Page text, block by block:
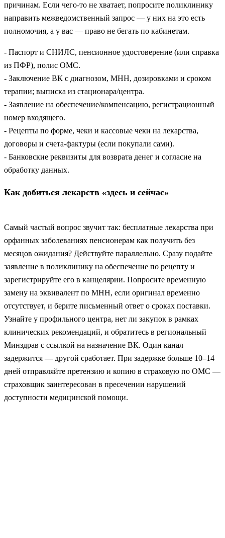
причинам. Если чего-то не хватает, попросите поликлинику
направить межведомственный запрос — у них на это есть
полномочия, а у вас — право не бегать по кабинетам.
- Паспорт и СНИЛС, пенсионное удостоверение (или справка
из ПФР), полис ОМС.
- Заключение ВК с диагнозом, МНН, дозировками и сроком
терапии; выписка из стационара/центра.
- Заявление на обеспечение/компенсацию, регистрационный
номер входящего.
- Рецепты по форме, чеки и кассовые чеки на лекарства,
договоры и счета-фактуры (если покупали сами).
- Банковские реквизиты для возврата денег и согласие на
обработку данных.
Как добиться лекарств «здесь и сейчас»
Самый частый вопрос звучит так: бесплатные лекарства при
орфанных заболеваниях пенсионерам как получить без
месяцов ожидания? Действуйте параллельно. Сразу подайте
заявление в поликлинику на обеспечение по рецепту и
зарегистрируйте его в канцелярии. Попросите временную
замену на эквивалент по МНН, если оригинал временно
отсутствует, и берите письменный ответ о сроках поставки.
Узнайте у профильного центра, нет ли закупок в рамках
клинических рекомендаций, и обратитесь в региональный
Минздрав с ссылкой на назначение ВК. Один канал
задержится — другой сработает. При задержке больше 10–14
дней отправляйте претензию и копию в страховую по ОМС —
страховщик заинтересован в пресечении нарушений
доступности медицинской помощи.